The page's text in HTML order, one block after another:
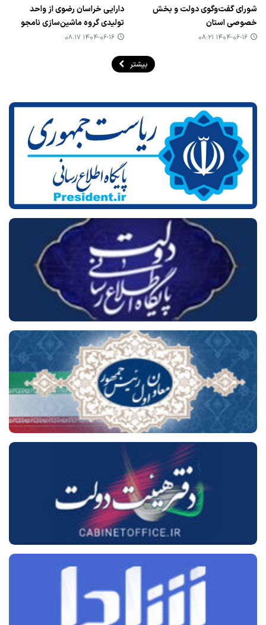
شورای گفت‌وگوی دولت و بخش
خصوصی استان
۱۴۰۴-۰۶-۱۶ ۰۸:۲۱
دارایی خراسان رضوی از واحد
تولیدی گروه ماشین‌سازی نامجو
۱۴۰۴-۰۶-۱۶ ۰۸:۱۷
بیشتر